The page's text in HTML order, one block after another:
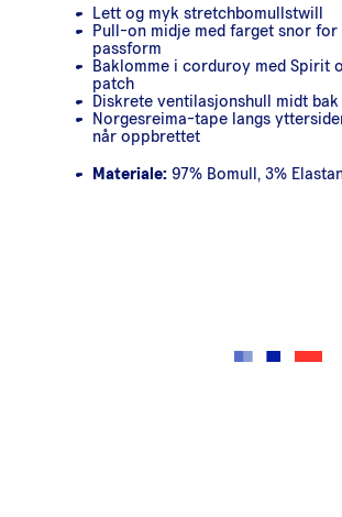
Lett og myk stretchbomullstwill
Pull-on midje med farget snor
passform
Baklomme i corduroy med Spirit
patch
Diskrete ventilasjonshull midt
Norgesreima-tape langs
når oppbrettet
Materiale: 97% Bomull, 3%